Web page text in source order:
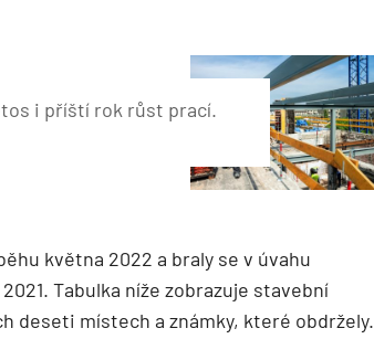
i příští rok růst prací.
května 2022 a braly se v úvahu
Tabulka níže zobrazuje stavební
deseti místech a známky, které obdržely.